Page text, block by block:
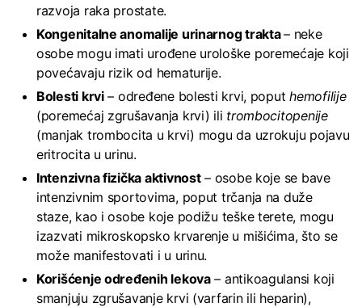
razvoja raka prostate.
Kongenitalne anomalije urinarnog trakta– neke
osobe mogu imati urođene urološke poremećaje koji
povećavaju rizik od hematurije.
Bolesti krvi– određene bolesti krvi, poputhemofilije
(poremećaj zgrušavanja krvi) ili trombocitopenije
(manjak trombocita u krvi) mogu da uzrokuju pojavu
eritrocita u urinu.
Intenzivna fizička aktivnost– osobe koje se bave
intenzivnim sportovima, poput trčanja na duže
staze, kao i osobe koje podižu teške terete, mogu
izazvati mikroskopsko krvarenje u mišićima, što se
može manifestovati i u urinu.
Korišćenje određenih lekova– antikoagulansi koji
smanjuju zgrušavanje krvi (varfarin ili heparin),